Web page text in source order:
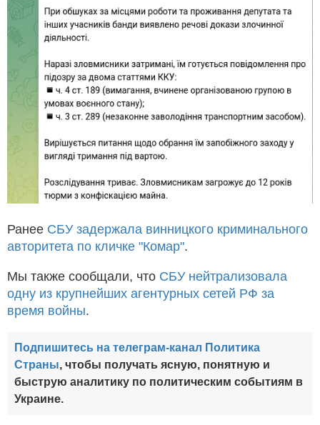
Ранее СБУ задержала винницкого криминального
авторитета по кличке "Комар".
Мы также сообщали, что СБУ нейтрализовала
одну из крупнейших агентурных сетей РФ за
время войны.
Подпишитесь на телеграм-канал Политика
Страны, чтобы получать ясную, понятную и
быструю аналитику по политическим событиям в
Украине.